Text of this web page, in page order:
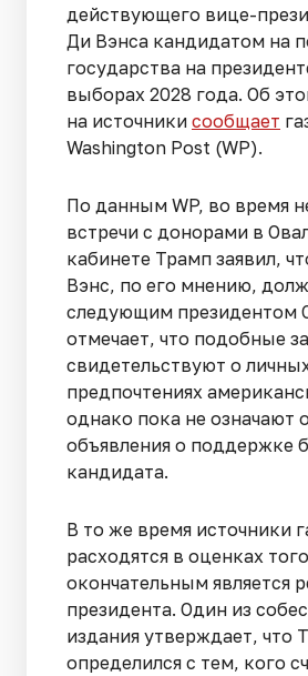
действующего вице-
Ди Вэнса кандидатом на
государства на
выборах 2028 года. Об
на источники сообщает
Washington Post (WP).
По данным WP, во время
встречи с донорами в
кабинете Трамп заявил,
Вэнс, по его мнению,
следующим президентом
отмечает, что подобные
свидетельствуют о
предпочтениях
однако пока не означают
объявления о поддержке
кандидата.
В то же время источники
расходятся в оценках
окончательным является
президента. Один из
издания утверждает, что
определился с тем, кого